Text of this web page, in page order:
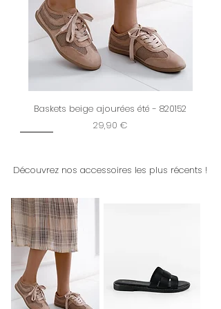
Baskets beige ajourées été - 820152
Prix
29,90 €
Découvrez nos accessoires les plus récents !